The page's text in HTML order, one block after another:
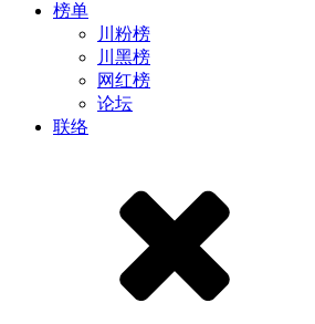
榜单
川粉榜
川黑榜
网红榜
论坛
联络